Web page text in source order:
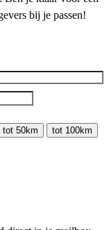
bij je passen!
tot 50km tot 100km